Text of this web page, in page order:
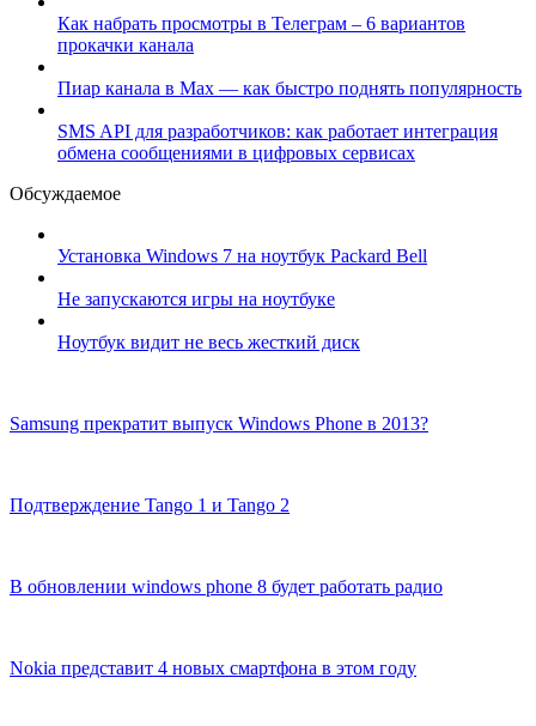
Как набрать просмотры в Телеграм – 6 вариантов
прокачки канала
Пиар канала в Max — как быстро поднять популярность
SMS API для разработчиков: как работает интеграция
обмена сообщениями в цифровых сервисах
Обсуждаемое
Установка Windows 7 на ноутбук Packard Bell
Не запускаются игры на ноутбуке
Ноутбук видит не весь жесткий диск
Samsung прекратит выпуск Windows Phone в 2013?
Подтверждение Tango 1 и Tango 2
В обновлении windows phone 8 будет работать радио
Nokia представит 4 новых смартфона в этом году